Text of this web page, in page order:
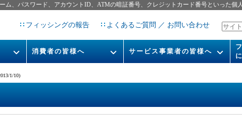
ム、パスワード、アカウントID、ATMの暗証番号、クレジットカード番号といった個
フィッシングの報告 よくあるご質問 ／ お問い合わせ
消費者の皆様へ サービス事業者の皆様へ
1/10)